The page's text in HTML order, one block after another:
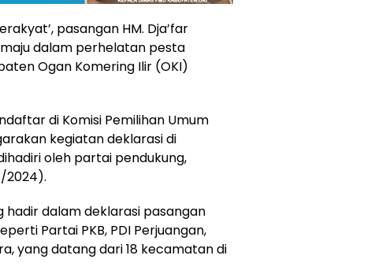
pasangan HM. Dja’far
dalam perhelatan pesta
Ogan Komering Ilir (OKI)
di Komisi Pemilihan Umum
kegiatan deklarasi di
oleh partai pendukung,
2024).
hadir dalam deklarasi pasangan
Partai PKB, PDI Perjuangan,
yang datang dari 18 kecamatan di